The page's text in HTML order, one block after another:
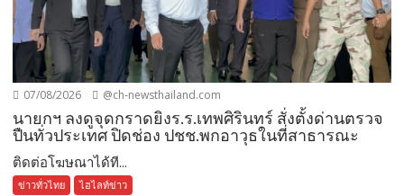
07/08/2026 @ch-newsthailand.com
นายกฯ ลงดูจุดกราดยิงร.ร.เทพศิรินทร์ สั่งตั้งด่านตรวจ
ปืนทั่วประเทศ ปิดช่อง ปชช.พกอาวุธในที่สาธารณะ
ติดต่อโฆษณาได้ที...
ข่าวทั่วไทย ไฮไลท์ข่าว